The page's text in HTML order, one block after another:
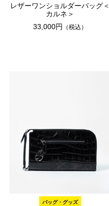
レザーワンショルダーバッグ＜
カルネ＞
33,000円
（税込）
バッグ・グッズ